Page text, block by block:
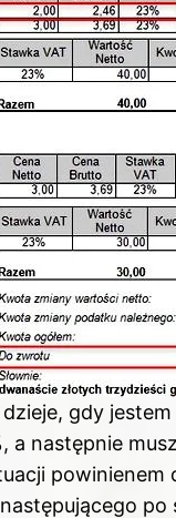
gdy
a następnie
powinienem